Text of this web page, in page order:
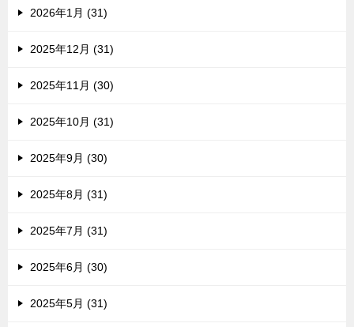
2026年1月 (31)
2025年12月 (31)
2025年11月 (30)
2025年10月 (31)
2025年9月 (30)
2025年8月 (31)
2025年7月 (31)
2025年6月 (30)
2025年5月 (31)